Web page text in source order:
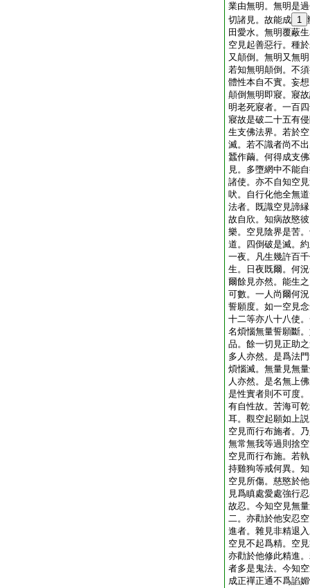
業由無明。無明是
切諸見。故能成 1
田愛水。無明覆蔽
空見起善惡行。種
又顛倒。無明又無
若知無明顛倒。不
體性本自不實。妄
顛倒無明即寢。寢
明老死寢者。一百
寢故是破二十五有
生支佛法界。若於
滅。若不識者尚不
蠶作繭。何得成支
見。多墮網中不能
諸使。亦不自知空
吠。自行化他全無
法者。既識空見諦
故自欣。知病故愍
樂。空見陰界是苦
道。四倒破是滅。
一夜。凡生幾許百
生。日夜既爾。何
爾餘見亦然。能生
可數。一人尚爾何
誓願度。如一空見
十二等亦八十八使
名煩惱無量誓願斷
品。餘一切見正助
多人亦然。是爲法
煩惱滅。無量見無
人亦然。是名無上
是性實者則不可度
有自性故。苦海可
耳。觀空起願如上
空見而行布施者。
無常無我等過則捨
空見而行布施。若
持雞狗等戒何異。
空見所傷。慈愍於
見爲瞋處愛處強行
故忍。今知空見無
二。亦勸於他安忍
進者。雜見非精退
空見不起爲精。空
亦勸於他修此精進
者多是鬼法。今知
成正禪正通不爲諂